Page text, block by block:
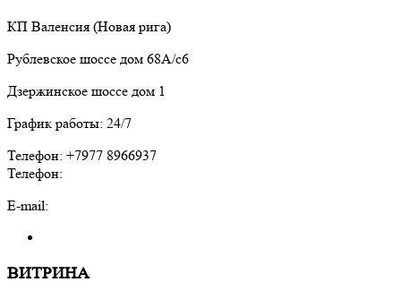
КП Валенсия (Новая рига)
Рублевское шоссе дом 68А/с6
Дзержинское шоссе дом 1
График работы: 24/7
Телефон: +7977 8966937
Телефон:
E-mail:
ВИТРИНА